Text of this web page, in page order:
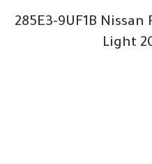
‘-285E3-9UF1B
Light